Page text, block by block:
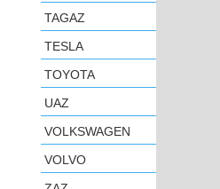
TAGAZ
TESLA
TOYOTA
UAZ
VOLKSWAGEN
VOLVO